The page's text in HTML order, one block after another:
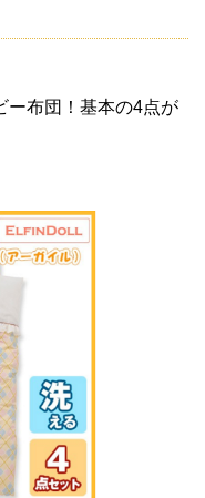
ー布団！基本の4点が